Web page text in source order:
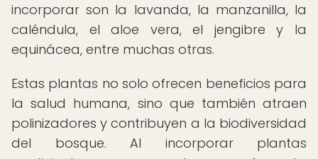
incorporar son la lavanda, la manzanilla, la
caléndula, el aloe vera, el jengibre y la
equinácea, entre muchas otras.
Estas plantas no solo ofrecen beneficios para
la salud humana, sino que también atraen
polinizadores y contribuyen a la biodiversidad
del bosque. Al incorporar plantas